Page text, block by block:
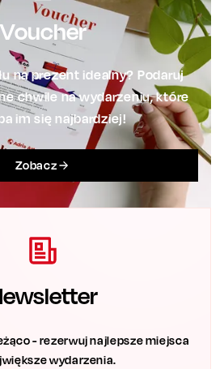
Voucher
na prezent idealny? Podaruj
chwile na wydarzeniu, które
im się najbardziej!
Zobacz
- rezerwuj najlepsze miejsca
wydarzenia.